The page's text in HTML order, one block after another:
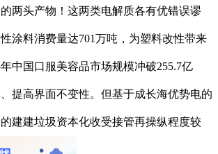
两头产物！这两类电解质各有优错误谬
涂料消费量达701万吨，为塑料改性带来
中国口服美容品市场规模冲破255.7亿
提高界面不变性。但基于成长海优势电的
建建垃圾资本化收受接管再操纵程度较